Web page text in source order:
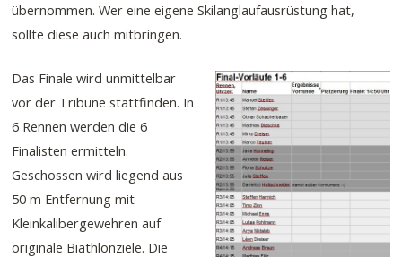
übernommen. Wer eine eigene Skilanglaufausrüstung hat,
sollte diese auch mitbringen.
Das Finale wird unmittelbar
vor der Tribüne stattfinden. In
6 Rennen werden die 6
Finalisten ermitteln.
Geschossen wird liegend aus
50 m Entfernung mit
Kleinkalibergewehren auf
originale Biathlonziele. Die